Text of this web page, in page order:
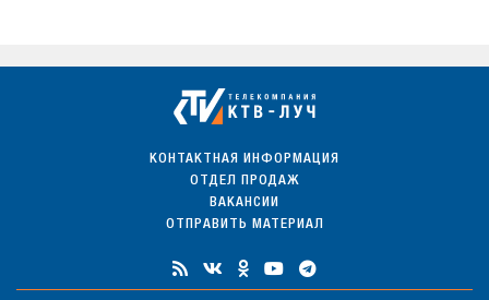
КОНТАКТНАЯ ИНФОРМАЦИЯ
ОТДЕЛ ПРОДАЖ
ВАКАНСИИ
ОТПРАВИТЬ МАТЕРИАЛ